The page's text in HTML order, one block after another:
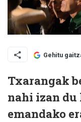
Gehitu
Txarangak
nahi izan
emandako